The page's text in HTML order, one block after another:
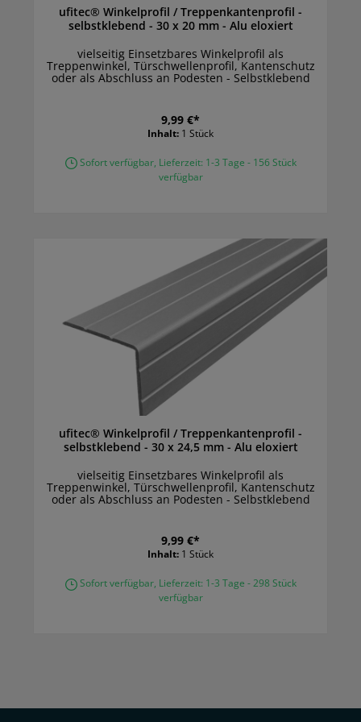
ufitec® Winkelprofil / Treppenkantenprofil -
selbstklebend - 30 x 20 mm - Alu eloxiert
vielseitig Einsetzbares Winkelprofil als
Treppenwinkel, Türschwellenprofil, Kantenschutz
oder als Abschluss an Podesten - Selbstklebend
9,99 €*
Inhalt: 1 Stück
Sofort verfügbar, Lieferzeit: 1-3 Tage - 156 Stück
verfügbar
ufitec® Winkelprofil / Treppenkantenprofil -
selbstklebend - 30 x 24,5 mm - Alu eloxiert
vielseitig Einsetzbares Winkelprofil als
Treppenwinkel, Türschwellenprofil, Kantenschutz
oder als Abschluss an Podesten - Selbstklebend
9,99 €*
Inhalt: 1 Stück
Sofort verfügbar, Lieferzeit: 1-3 Tage - 298 Stück
verfügbar